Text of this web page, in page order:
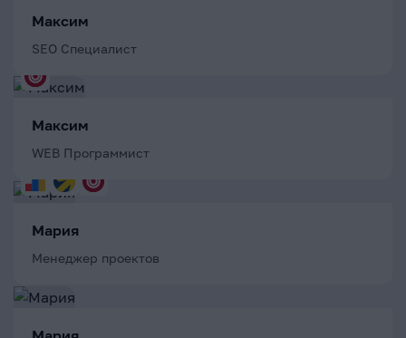
Максим
SEO Специалист
Максим
WEB Программист
Мария
Менеджер проектов